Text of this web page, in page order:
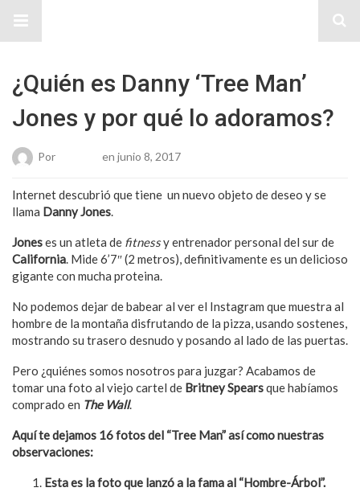
¿Quién es Danny ‘Tree Man’
Jones y por qué lo adoramos?
Por en junio 8, 2017
Internet descubrió que tiene un nuevo objeto de deseo y se
llama Danny Jones.
Joneses un atleta de fitnessy entrenador personal del sur de
California. Mide 6’7″ (2 metros), definitivamente es un delicioso
gigante con mucha proteina.
No podemos dejar de babear al ver el Instagram que muestra al
hombre de la montaña disfrutando de la pizza, usando sostenes,
mostrando su trasero desnudo y posando al lado de las puertas.
Pero ¿quiénes somos nosotros para juzgar? Acabamos de
tomar una foto al viejo cartel de Britney Spearsque habíamos
comprado en The Wall.
Aquí te dejamos 16 fotosdel “Tree Man” así como nuestras
observaciones:
Esta es la foto que lanzóa la fama al “Hombre-Árbol”.